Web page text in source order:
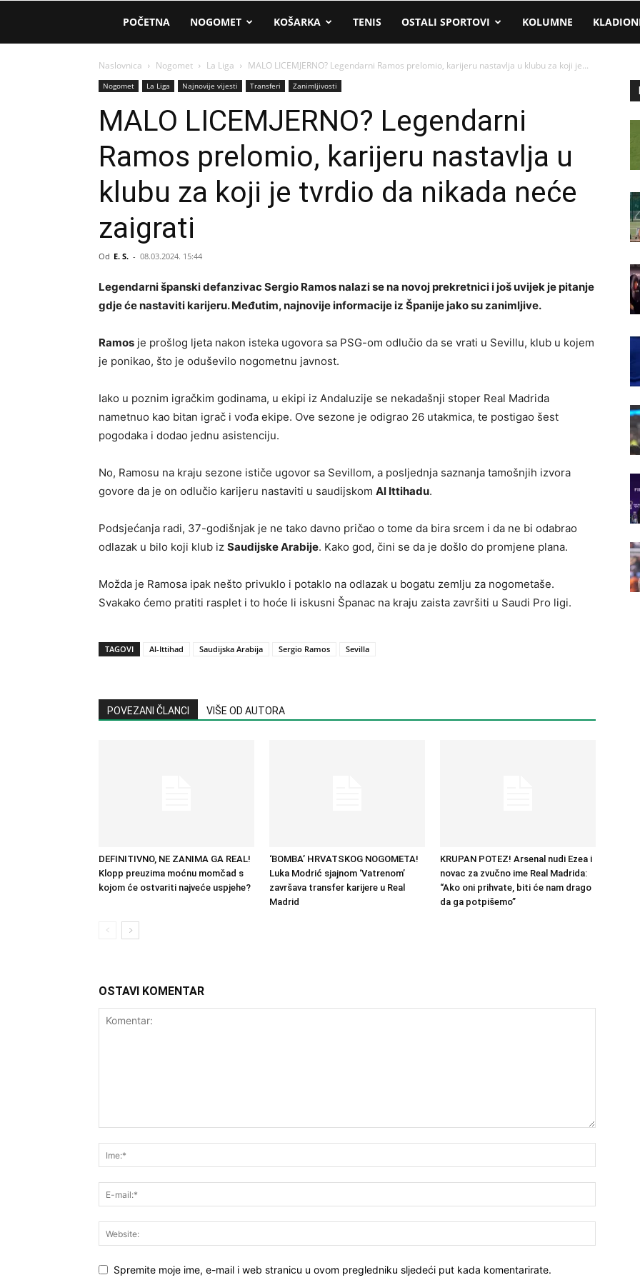
AM
Sport
POČETNA NOGOMET KOŠARKA TENIS OSTALI SPORTOVI KOLUMNE
Naslovnica Nogomet La Liga MALO LICEMJERNO? Legendarni Ramos prelomio, karijeru nastavlja u klubu za koji je...
Nogomet La Liga Najnovije vijesti Transferi Zanimljivosti
MALO LICEMJERNO? Legendarni
Ramos prelomio, karijeru nastavlja u
klubu za koji je tvrdio da nikada neće
zaigrati
Od E. S. - 08.03.2024. 15:44
Legendarni španski defanzivac Sergio Ramos nalazi se na novoj prekretnici i još uvijek je pitanje
gdje će nastaviti karijeru. Međutim, najnovije informacije iz Španije jako su zanimljive.
Ramos je prošlog ljeta nakon isteka ugovora sa PSG-om odlučio da se vrati u Sevillu, klub u kojem
je ponikao, što je oduševilo nogometnu javnost.
Iako u poznim igračkim godinama, u ekipi iz Andaluzije se nekadašnji stoper Real Madrida
nametnuo kao bitan igrač i vođa ekipe. Ove sezone je odigrao 26 utakmica, te postigao šest
pogodaka i dodao jednu asistenciju.
No, Ramosu na kraju sezone ističe ugovor sa Sevillom, a posljednja saznanja tamošnjih izvora
govore da je on odlučio karijeru nastaviti u saudijskom Al Ittihadu.
Podsjećanja radi, 37-godišnjak je ne tako davno pričao o tome da bira srcem i da ne bi odabrao
odlazak u bilo koji klub iz Saudijske Arabije. Kako god, čini se da je došlo do promjene plana.
Možda je Ramosa ipak nešto privuklo i potaklo na odlazak u bogatu zemlju za nogometaše.
Svakako ćemo pratiti rasplet i to hoće li iskusni Španac na kraju zaista završiti u Saudi Pro ligi.
TAGOVI Al-Ittihad Saudijska Arabija Sergio Ramos Sevilla
POVEZANI ČLANCI VIŠE OD AUTORA
DEFINITIVNO, NE ZANIMA GA REAL!
Klopp preuzima moćnu momčad s
kojom će ostvariti najveće uspjehe?
‘BOMBA’ HRVATSKOG NOGOMETA!
Luka Modrić sjajnom ‘Vatrenom’
završava transfer karijere u Real
Madrid
KRUPAN POTEZ! Arsenal nudi Ezea i
novac za zvučno ime Real Madrida:
“Ako oni prihvate, biti će nam drago
da ga potpišemo”
OSTAVI KOMENTAR
Spremite moje ime, e-mail i web stranicu u ovom pregledniku sljedeći put kada komentarirate.